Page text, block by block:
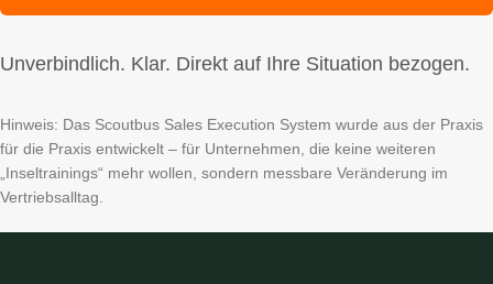
Unverbindlich. Klar. Direkt auf Ihre Situation bezogen.
Hinweis: Das Scoutbus Sales Execution System wurde aus der Praxis
für die Praxis entwickelt – für Unternehmen, die keine weiteren
„Inseltrainings“ mehr wollen, sondern messbare Veränderung im
Vertriebsalltag.